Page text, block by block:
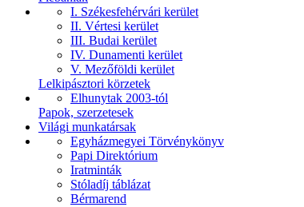
I. Székesfehérvári kerület
II. Vértesi kerület
III. Budai kerület
IV. Dunamenti kerület
V. Mezőföldi kerület
Lelkipásztori körzetek
Elhunytak 2003-tól
Papok, szerzetesek
Világi munkatársak
Egyházmegyei Törvénykönyv
Papi Direktórium
Iratminták
Stóladíj táblázat
Bérmarend